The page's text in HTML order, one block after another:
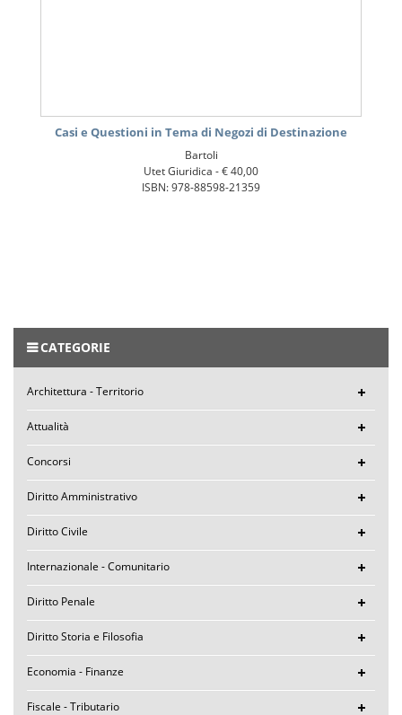
Casi e Questioni in Tema di Negozi di Destinazione
Bartoli
Utet Giuridica -€ 40,00
ISBN: 978-88598-21359
CATEGORIE
Architettura - Territorio
Attualità
Concorsi
Diritto Amministrativo
Diritto Civile
Internazionale - Comunitario
Diritto Penale
Diritto Storia e Filosofia
Economia - Finanze
Fiscale - Tributario